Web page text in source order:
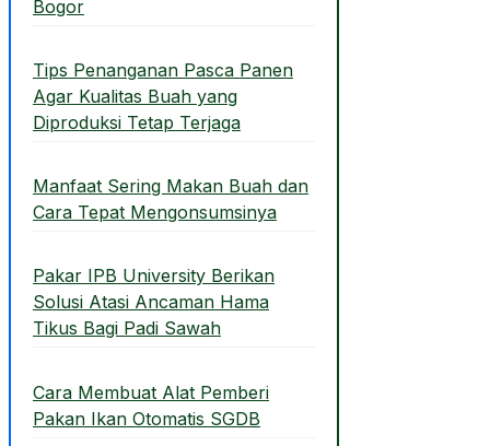
Bogor
Tips Penanganan Pasca Panen
Agar Kualitas Buah yang
Diproduksi Tetap Terjaga
Manfaat Sering Makan Buah dan
Cara Tepat Mengonsumsinya
Pakar IPB University Berikan
Solusi Atasi Ancaman Hama
Tikus Bagi Padi Sawah
Cara Membuat Alat Pemberi
Pakan Ikan Otomatis SGDB